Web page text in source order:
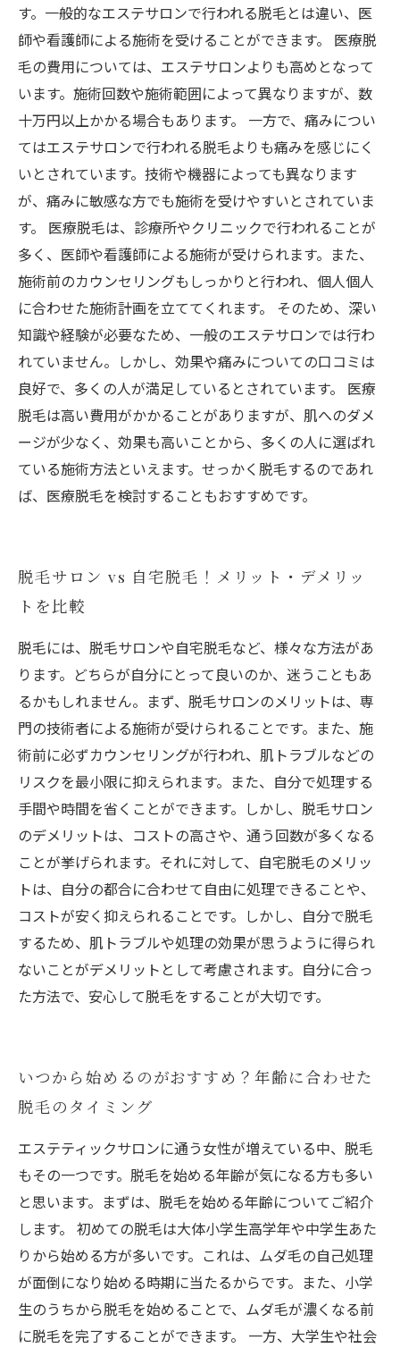
す。一般的なエステサロンで行われる脱毛とは違い、医
師や看護師による施術を受けることができます。 医療脱
毛の費用については、エステサロンよりも高めとなって
います。施術回数や施術範囲によって異なりますが、数
十万円以上かかる場合もあります。 一方で、痛みについ
てはエステサロンで行われる脱毛よりも痛みを感じにく
いとされています。技術や機器によっても異なります
が、痛みに敏感な方でも施術を受けやすいとされていま
す。 医療脱毛は、診療所やクリニックで行われることが
多く、医師や看護師による施術が受けられます。また、
施術前のカウンセリングもしっかりと行われ、個人個人
に合わせた施術計画を立ててくれます。 そのため、深い
知識や経験が必要なため、一般のエステサロンでは行わ
れていません。しかし、効果や痛みについての口コミは
良好で、多くの人が満足しているとされています。 医療
脱毛は高い費用がかかることがありますが、肌へのダメ
ージが少なく、効果も高いことから、多くの人に選ばれ
ている施術方法といえます。せっかく脱毛するのであれ
ば、医療脱毛を検討することもおすすめです。
脱毛サロン vs 自宅脱毛！メリット・デメリッ
トを比較
脱毛には、脱毛サロンや自宅脱毛など、様々な方法があ
ります。どちらが自分にとって良いのか、迷うこともあ
るかもしれません。まず、脱毛サロンのメリットは、専
門の技術者による施術が受けられることです。また、施
術前に必ずカウンセリングが行われ、肌トラブルなどの
リスクを最小限に抑えられます。また、自分で処理する
手間や時間を省くことができます。しかし、脱毛サロン
のデメリットは、コストの高さや、通う回数が多くなる
ことが挙げられます。それに対して、自宅脱毛のメリッ
トは、自分の都合に合わせて自由に処理できることや、
コストが安く抑えられることです。しかし、自分で脱毛
するため、肌トラブルや処理の効果が思うように得られ
ないことがデメリットとして考慮されます。自分に合っ
た方法で、安心して脱毛をすることが大切です。
いつから始めるのがおすすめ？年齢に合わせた
脱毛のタイミング
エステティックサロンに通う女性が増えている中、脱毛
もその一つです。脱毛を始める年齢が気になる方も多い
と思います。まずは、脱毛を始める年齢についてご紹介
します。 初めての脱毛は大体小学生高学年や中学生あた
りから始める方が多いです。これは、ムダ毛の自己処理
が面倒になり始める時期に当たるからです。また、小学
生のうちから脱毛を始めることで、ムダ毛が濃くなる前
に脱毛を完了することができます。 一方、大学生や社会